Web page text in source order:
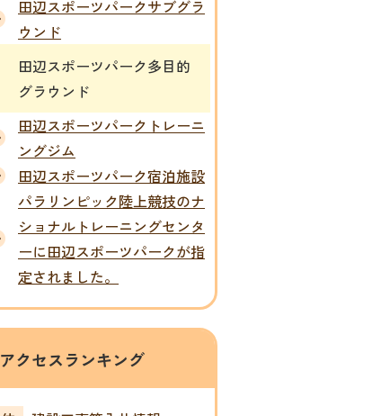
田辺スポーツパークサブグラ
ウンド
田辺スポーツパーク多目的
グラウンド
田辺スポーツパークトレーニ
ングジム
田辺スポーツパーク宿泊施設
パラリンピック陸上競技のナ
ショナルトレーニングセンタ
ーに田辺スポーツパークが指
定されました。
アクセスランキング